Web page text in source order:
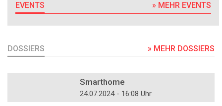
EVENTS » MEHR EVENTS
DOSSIERS » MEHR DOSSIERS
Smarthome
24.07.2024 - 16:08 Uhr